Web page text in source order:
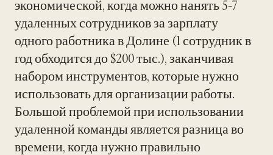
экономической, когда можно нанять 5-7
удаленных сотрудников за зарплату
одного работника в Долине (1 сотрудник в
год обходится до $200 тыс.), заканчивая
набором инструментов, которые нужно
использовать для организации работы.
Большой проблемой при использовании
удаленной команды является разница во
времени, когда нужно правильно